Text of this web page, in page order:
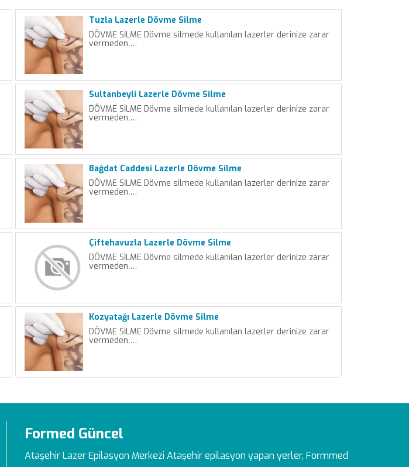
Tuzla Lazerle Dövme Silme
DÖVME SİLME Dövme silmede kullanılan lazerler derinize zarar
vermeden,…
Sultanbeyli Lazerle Dövme Silme
DÖVME SİLME Dövme silmede kullanılan lazerler derinize zarar
vermeden,…
Bağdat Caddesi Lazerle Dövme Silme
DÖVME SİLME Dövme silmede kullanılan lazerler derinize zarar
vermeden,…
Çiftehavuzla Lazerle Dövme Silme
DÖVME SİLME Dövme silmede kullanılan lazerler derinize zarar
vermeden,…
Kozyatağı Lazerle Dövme Silme
DÖVME SİLME Dövme silmede kullanılan lazerler derinize zarar
vermeden,…
Formed Güncel
Ataşehir Lazer Epilasyon Merkezi Ataşehir epilasyon yapan yerler, Formmed